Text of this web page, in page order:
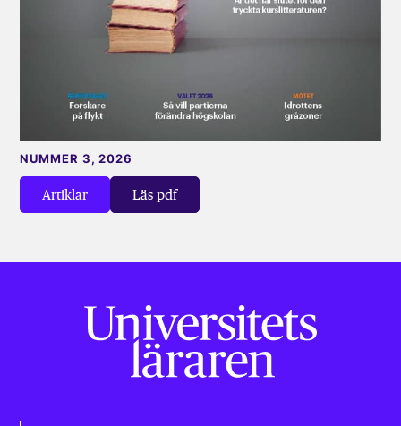
Artiklar Läs pdf
NUMMER 3, 2026